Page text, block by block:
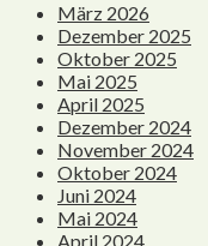
März 2026
Dezember 2025
Oktober 2025
Mai 2025
April 2025
Dezember 2024
November 2024
Oktober 2024
Juni 2024
Mai 2024
April 2024